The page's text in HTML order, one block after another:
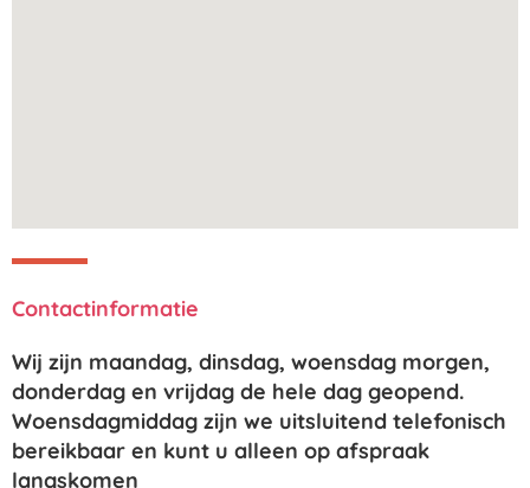
Contactinformatie
Wij zijn maandag, dinsdag, woensdag morgen,
donderdag en vrijdag de hele dag geopend.
Woensdagmiddag zijn we uitsluitend telefonisch
bereikbaar en kunt u alleen op afspraak
langskomen